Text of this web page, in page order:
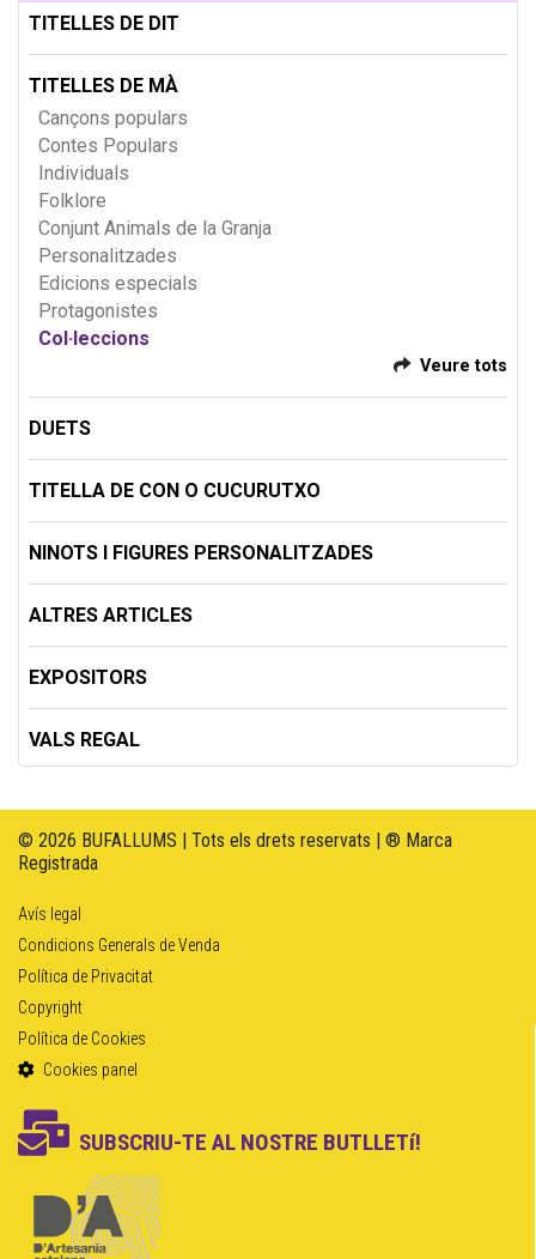
TITELLES DE DIT
TITELLES DE MÀ
Cançons populars
Contes Populars
Individuals
Folklore
Conjunt Animals de la Granja
Personalitzades
Edicions especials
Protagonistes
Col·leccions
Veure tots
DUETS
TITELLA DE CON O CUCURUTXO
NINOTS I FIGURES PERSONALITZADES
ALTRES ARTICLES
EXPOSITORS
VALS REGAL
© 2026 BUFALLUMS | Tots els drets reservats | ® Marca
Registrada
Avís legal
Condicions Generals de Venda
Política de Privacitat
Copyright
Política de Cookies
Cookies panel
SUBSCRIU-TE AL NOSTRE BUTLLETí!